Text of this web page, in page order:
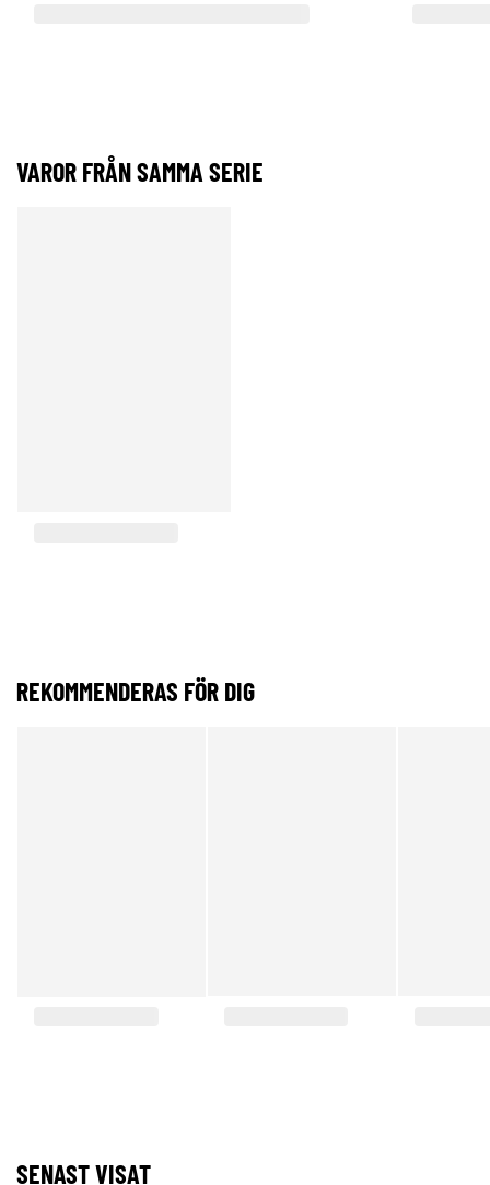
VAROR FRÅN SAMMA SERIE
REKOMMENDERAS FÖR DIG
SENAST VISAT